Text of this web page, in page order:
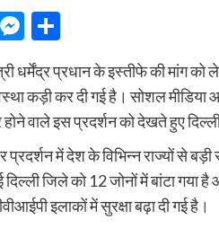
Messenger
धर्मेंद्र प्रधान के इस्तीफे की मांग
कड़ी कर दी गई है। सोशल
वाले इस प्रदर्शन को देखते हुए
में देश के विभिन्न राज्यों से
जिले को 12 जोनों में बांटा गया
इलाकों में सुरक्षा बढ़ा दी गई है।